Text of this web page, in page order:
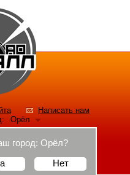
Написать нам
Орёл
город: Орёл?
Нет